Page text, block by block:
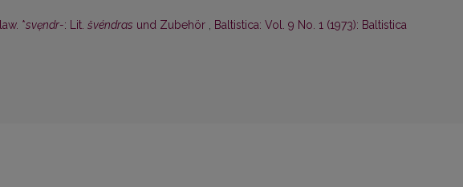
*svęndr-: Lit. švéndras und Zubehör , Baltistica: Vol. 9 No. 1 (1973): Baltistica